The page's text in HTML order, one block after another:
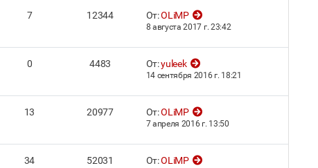
7 12344 От:OLiMP
8 августа 2017 г. 23:42
0 4483 От:yuleek
14 сентября 2016 г. 18:21
13 20977 От:OLiMP
7 апреля 2016 г. 13:50
34 52031 От:OLiMP